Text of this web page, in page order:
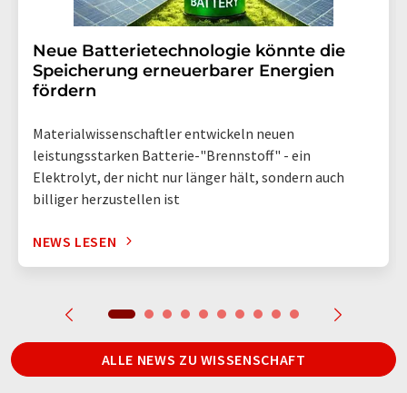
Neue Batterietechnologie könnte die
Speicherung erneuerbarer Energien
fördern
Materialwissenschaftler entwickeln neuen
leistungsstarken Batterie-"Brennstoff" - ein
Elektrolyt, der nicht nur länger hält, sondern auch
billiger herzustellen ist
NEWS LESEN
ALLE NEWS ZU WISSENSCHAFT